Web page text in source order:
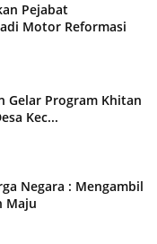
Pejabat
Motor Reformasi
Gelar Program Khitan
Kec...
Negara : Mengambil
Maju